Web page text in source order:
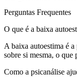
Perguntas Frequentes
O que é a baixa
A baixa autoestima é
sobre si mesma, o que
Como a psicanálise